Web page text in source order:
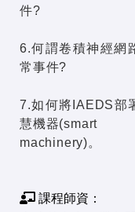
件?
6.何謂卷積神經網
常事件?
7.如何將IAEDS部
慧機器(smart
machinery)。
課程師資：